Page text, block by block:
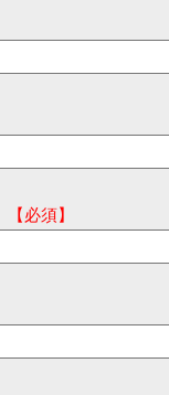
【必須】